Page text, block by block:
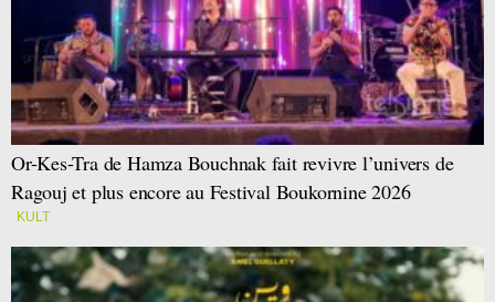
Or-Kes-Tra de Hamza Bouchnak fait revivre l’univers de
Ragouj et plus encore au Festival Boukornine 2026
KULT